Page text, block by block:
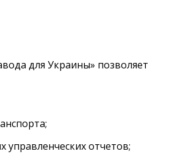
для Украины» позволяет
отчетов;